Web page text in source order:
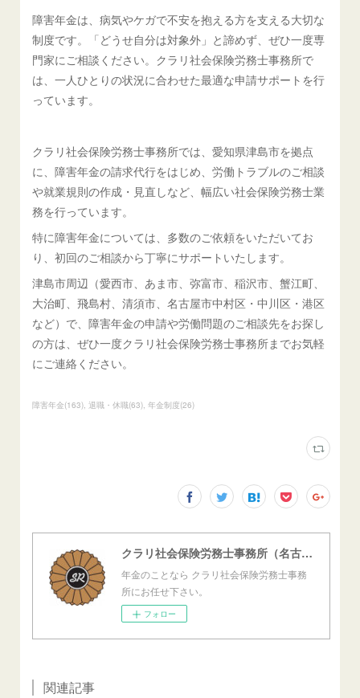
障害年金は、病気やケガで不安を抱える方を支える大切な
制度です。「どうせ自分は対象外」と諦めず、ぜひ一度専
門家にご相談ください。クラリ社会保険労務士事務所で
は、一人ひとりの状況に合わせた最適な申請サポートを行
っています。
クラリ社会保険労務士事務所では、愛知県津島市を拠点
に、障害年金の請求代行をはじめ、労働トラブルのご相談
や就業規則の作成・見直しなど、幅広い社会保険労務士業
務を行っています。
特に障害年金については、多数のご依頼をいただいてお
り、初回のご相談から丁寧にサポートいたします。
津島市周辺（愛西市、あま市、弥富市、稲沢市、蟹江町、
大治町、飛島村、清須市、名古屋市中村区・中川区・港区
など）で、障害年金の申請や労働問題のご相談先をお探し
の方は、ぜひ一度クラリ社会保険労務士事務所までお気軽
にご連絡ください。
障害年金(163) 退職・休職(63) 年金制度(26)
クラリ社会保険労務士事務所（名古屋西障害年金センター）
年金のことなら クラリ社会保険労務士事務
所にお任せ下さい。
フォロー
関連記事